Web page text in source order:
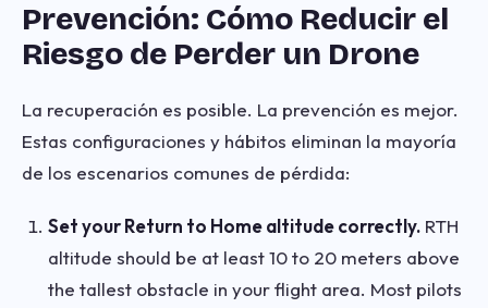
Prevención: Cómo Reducir el
Riesgo de Perder un Drone
La recuperación es posible. La prevención es mejor.
Estas configuraciones y hábitos eliminan la mayoría
de los escenarios comunes de pérdida:
Set your Return to Home altitude correctly. RTH
altitude should be at least 10 to 20 meters above
the tallest obstacle in your flight area. Most pilots